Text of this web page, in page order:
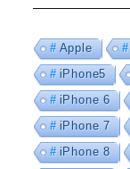
Apple
iPhone5
iPhone 6
iPhone 7
iPhone 8